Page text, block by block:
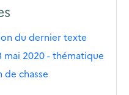
du dernier texte
mai 2020 - thématique
de chasse